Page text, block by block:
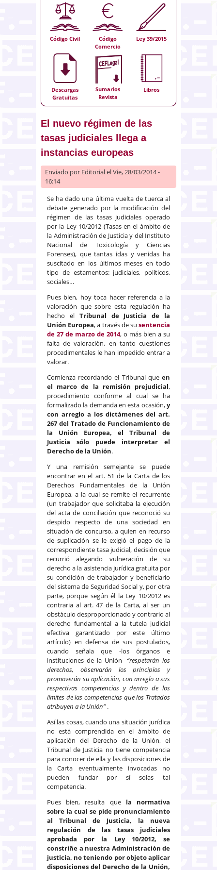
Código Civil
Código
Comercio
Ley 39/2015
Descargas
Gratuitas
Sumarios
Revista
Libros
El nuevo régimen de las
tasas judiciales llega a
instancias europeas
Enviado por Editorialel Vie, 28/03/2014 -
16:14
Se ha dado una última vuelta de tuerca al
debate generado por la modificación del
régimen de las tasas judiciales operado
por la Ley 10/2012 (Tasas en el ámbito de
la Administración de Justicia y del Instituto
Nacional de Toxicología y Ciencias
Forenses), que tantas idas y venidas ha
suscitado en los últimos meses en todo
tipo de estamentos: judiciales, políticos,
sociales…
Pues bien, hoy toca hacer referencia a la
valoración que sobre esta regulación ha
hecho el Tribunal de Justicia de la
Unión Europea, a través de susentencia
de 27 de marzo de 2014, o más bien a su
falta de valoración, en tanto cuestiones
procedimentales le han impedido entrar a
valorar.
Comienza recordando el Tribunal que en
el marco de la remisión prejudicial,
procedimiento conforme al cual se ha
formalizado la demanda en esta ocasión,y
con arreglo a los dictámenes del art.
267 del Tratado de Funcionamiento de
la Unión Europea, el Tribunal de
Justicia sólo puede interpretar el
Derecho de la Unión.
Y una remisión semejante se puede
encontrar en el art. 51 de la Carta de los
Derechos Fundamentales de la Unión
Europea, a la cual se remite el recurrente
(un trabajador que solicitaba la ejecución
del acta de conciliación que reconoció su
despido respecto de una sociedad en
situación de concurso, a quien en recurso
de suplicación se le exigió el pago de la
correspondiente tasa judicial, decisión que
recurrió alegando vulneración de su
derecho a la asistencia jurídica gratuita por
su condición de trabajador y beneficiario
del sistema de Seguridad Social y, por otra
parte, porque según él la Ley 10/2012 es
contraria al art. 47 de la Carta, al ser un
obstáculo desproporcionado y contrario al
derecho fundamental a la tutela judicial
efectiva garantizado por este último
artículo) en defensa de sus postulados,
cuando señala que -los órganos e
instituciones de la Unión- “respetarán los
derechos, observarán los principios y
promoverán su aplicación, con arreglo a sus
respectivas competencias y dentro de los
límites de las competencias que los Tratados
atribuyen a la Unión”.
Así las cosas, cuando una situación jurídica
no está comprendida en el ámbito de
aplicación del Derecho de la Unión, el
Tribunal de Justicia no tiene competencia
para conocer de ella y las disposiciones de
la Carta eventualmente invocadas no
pueden fundar por sí solas tal
competencia.
Pues bien, resulta que la normativa
sobre la cual se pide pronunciamiento
al Tribunal de Justicia, la nueva
regulación de las tasas judiciales
aprobada por la Ley 10/2012, se
constriñe a nuestra Administración de
justicia, no teniendo por objeto aplicar
disposiciones del Derecho de la Unión,